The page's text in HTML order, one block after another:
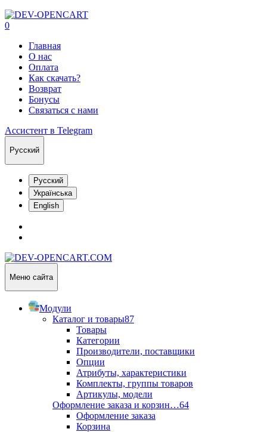
0
Главная
О нас
Оплата
Как скачать?
Возврат
Бонусы
Связаться с нами
Ассистент в Telegram
Русский
Русский
Українська
English
Меню сайта
Модули
Каталог и товары87
Товары
Категории
Производители, поставщики
Опции
Атрибуты, характеристики
Комплекты, группы товаров
Артикулы, модели
Оформление заказа и корзин…64
Оформление заказа
Корзина